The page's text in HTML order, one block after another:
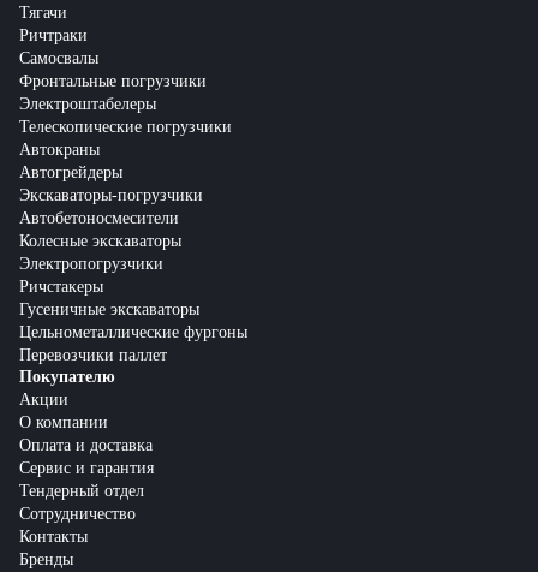
Тягачи
Ричтраки
Самосвалы
Фронтальные погрузчики
Электроштабелеры
Телескопические погрузчики
Автокраны
Автогрейдеры
Экскаваторы-погрузчики
Автобетоносмесители
Колесные экскаваторы
Электропогрузчики
Ричстакеры
Гусеничные экскаваторы
Цельнометаллические фургоны
Перевозчики паллет
Покупателю
Акции
О компании
Оплата и доставка
Сервис и гарантия
Тендерный отдел
Сотрудничество
Контакты
Бренды